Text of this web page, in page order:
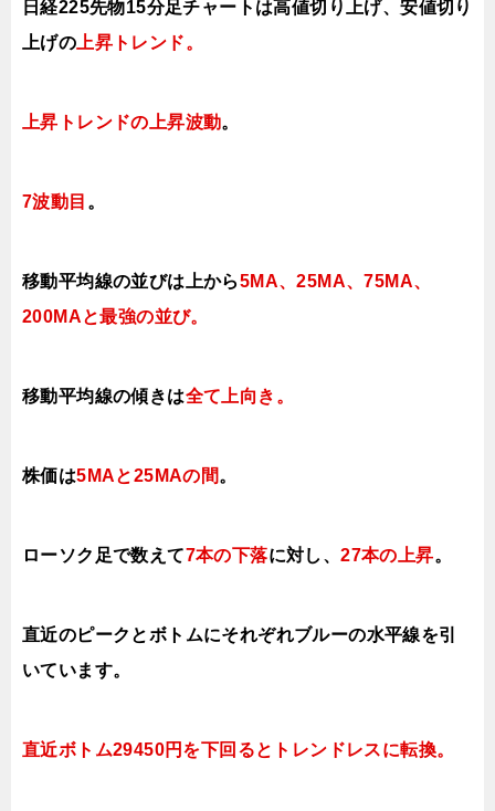
日経225先物15分足チャートは高値切り上げ、安値切り
上げの 上昇トレンド。
上昇トレンドの上昇波動。
7波動目 。
移動平均線の並びは上から5MA、25MA、75MA、
200MAと最強の並び。
移動平均線の傾きは全て上向き 。
株価は5MAと25MAの間。
ローソク足で数えて7本の下落に対し、27本の上昇。
直近のピークとボトムにそれぞれブルーの水平線を引
いています。
直近ボトム29450円を下回るとトレンドレスに転換。